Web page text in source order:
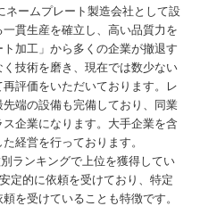
ームプレート製造会社として設
貫生産を確立し、高い品質力を
加工」から多くの企業が撤退す
技術を磨き、現在では数少ない
再評価をいただいております。レ
端の設備も完備しており、同業
企業になります。大手企業を含
経営を行っております。
ランキングで上位を獲得してい
定的に依頼を受けており、特定
を受けていることも特徴です。